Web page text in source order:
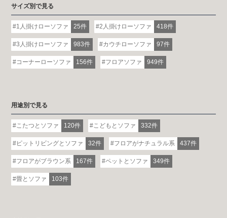
サイズ別で見る
1人掛けローソファ 25件 2人掛けローソファ 418件
3人掛けローソファ 983件 カウチローソファ 97件
コーナーローソファ 156件 フロアソファ 949件
用途別で見る
こたつとソファ 120件 こどもとソファ 332件
ピットリビングとソファ 32件 フロアがナチュラル系 437件
フロアがブラウン系 167件 ペットとソファ 349件
畳とソファ 103件